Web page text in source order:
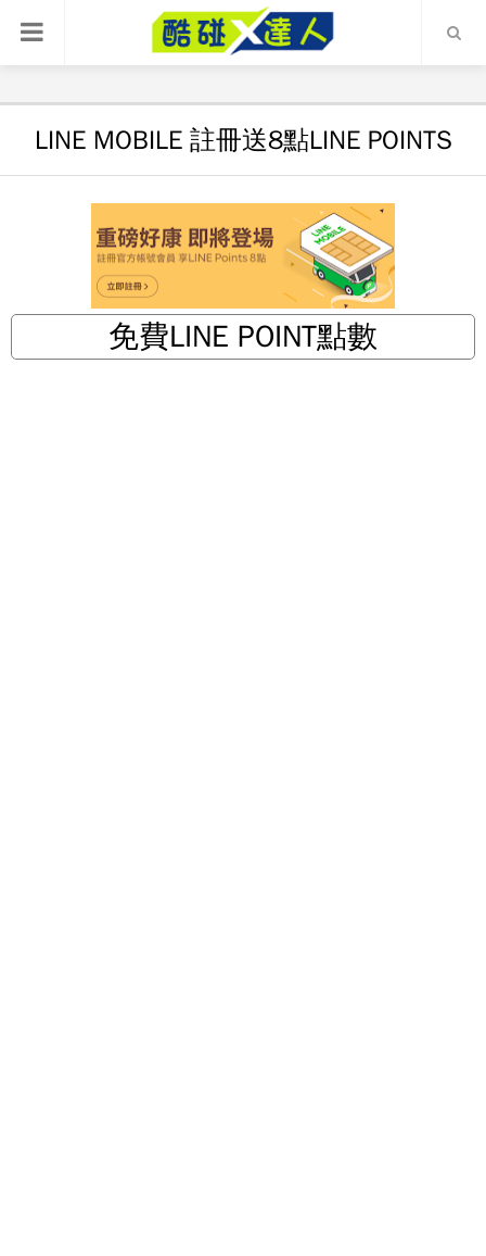
LINE MOBILE 註冊送8點LINE POINTS
免費LINE POINT點數